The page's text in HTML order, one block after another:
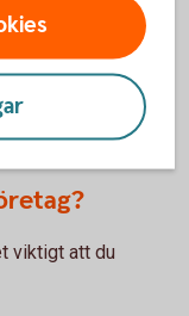
en eller ett fåtal
så är det här
som hjälper
via
viktigt att du